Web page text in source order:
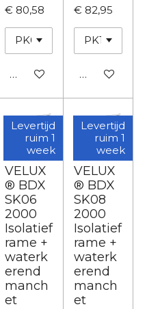
€ 80,58
In winkelwagen
€ 82,95
In
Levertijd
ruim 1
week
VELUX
® BDX
SK06
2000
Isolatief
rame +
waterk
erend
manch
et
Levertijd
ruim 1
week
VELUX
® BDX
SK08
2000
Isolatief
rame +
waterk
erend
manch
et